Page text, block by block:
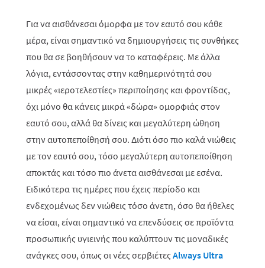
Για να αισθάνεσαι όμορφα με τον εαυτό σου κάθε
μέρα, είναι σημαντικό να δημιουργήσεις τις συνθήκες
που θα σε βοηθήσουν να το καταφέρεις. Με άλλα
λόγια, εντάσσοντας στην καθημερινότητά σου
μικρές «ιεροτελεστίες» περιποίησης και φροντίδας,
όχι μόνο θα κάνεις μικρά «δώρα» ομορφιάς στον
εαυτό σου, αλλά θα δίνεις και μεγαλύτερη ώθηση
στην αυτοπεποίθησή σου. Διότι όσο πιο καλά νιώθεις
με τον εαυτό σου, τόσο μεγαλύτερη αυτοπεποίθηση
αποκτάς και τόσο πιο άνετα αισθάνεσαι με εσένα.
Ειδικότερα τις ημέρες που έχεις περίοδο και
ενδεχομένως δεν νιώθεις τόσο άνετη, όσο θα ήθελες
να είσαι, είναι σημαντικό να επενδύσεις σε προϊόντα
προσωπικής υγιεινής που καλύπτουν τις μοναδικές
ανάγκες σου, όπως οι νέες σερβιέτεςAlways Ultra